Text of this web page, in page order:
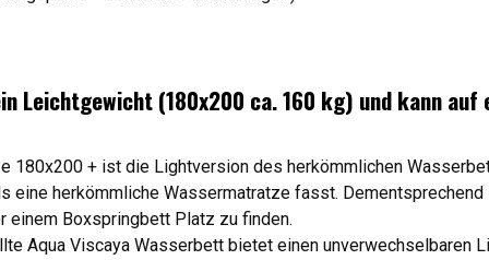
Leichtgewicht (180x200 ca. 160 kg) und kann
180x200 + ist die Lightversion des herkömmlichen
eine herkömmliche Wassermatratze fasst.
einem Boxspringbett Platz zu finden.
Aqua Viscaya Wasserbett bietet einen unverwechselbaren